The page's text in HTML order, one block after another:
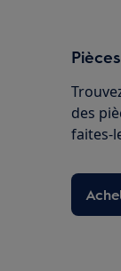
des
faites-